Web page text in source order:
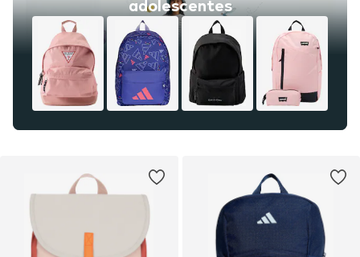
adolescentes